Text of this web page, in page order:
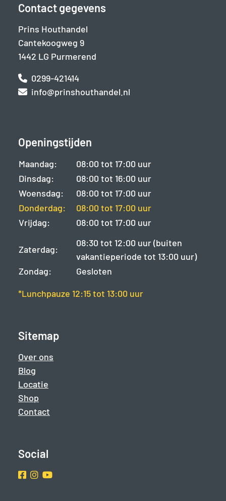
Contact gegevens
Prins Houthandel
Cantekoogweg 9
1442 LG Purmerend
0299-421414
info@prinshouthandel.nl
Openingstijden
Maandag:
08:00 tot 17:00 uur
Dinsdag:
08:00 tot 16:00 uur
Woensdag:
08:00 tot 17:00 uur
Donderdag:
08:00 tot 17:00 uur
Vrijdag:
08:00 tot 17:00 uur
Zaterdag:
08:30 tot 12:00 uur (buiten
vakantieperiode tot 13:00 uur)
Zondag:
Gesloten
*Lunchpauze 12:15 tot 13:00 uur
Sitemap
Over ons
Blog
Locatie
Shop
Contact
Social
Facebook
Instragram
Youtube